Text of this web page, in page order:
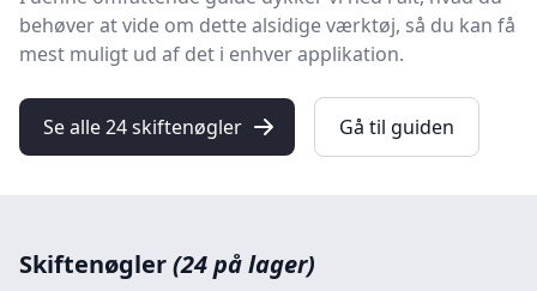
behøver at vide om dette alsidige værktøj, så du kan få
mest muligt ud af det i enhver applikation.
Se alle 24 skiftenøgler Gå til guiden
Skiftenøgler(24 på lager)